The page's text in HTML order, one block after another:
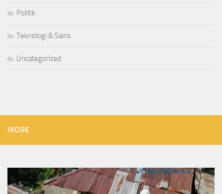
Politik
Teknologi & Sains
Uncategorized
MORE